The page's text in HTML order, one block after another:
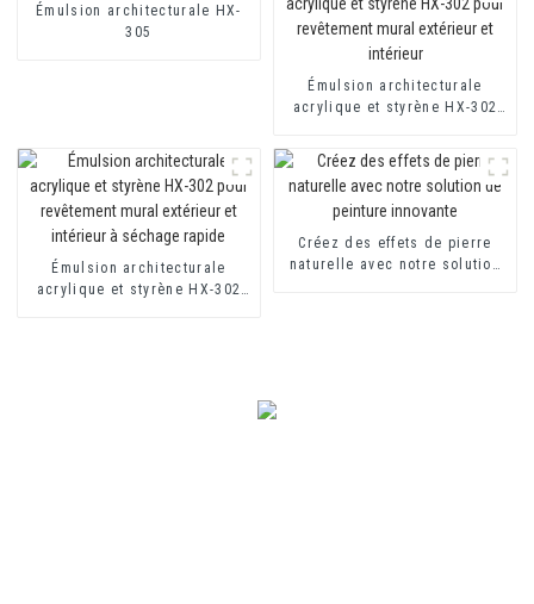
composants
Émulsion architecturale HX-
305
Émulsion architecturale
acrylique et styrène HX-302
extérieur et intérieur
Émulsion architecturale
acrylique et styrène HX-302
Créez des effets de pierre
naturelle avec notre solution